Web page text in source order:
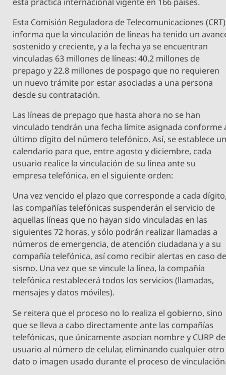
Esta Comisión Reguladora de Telecomunicaciones (CRT)
informa que la vinculación de líneas ha tenido un
sostenido y creciente, y a la fecha ya se encuentran
vinculadas 63 millones de líneas: 40.2 millones de
prepago y 22.8 millones de pospago que no requieren
un nuevo trámite por estar asociadas a una persona
desde su contratación.
Las líneas de prepago que hasta ahora no se han
vinculado tendrán una fecha límite asignada conforme
último dígito del número telefónico. Así, se establece
calendario para que, entre agosto y diciembre, cada
usuario realice la vinculación de su línea ante su
empresa telefónica, en el siguiente orden:
Una vez vencido el plazo que corresponde a cada
las compañías telefónicas suspenderán el servicio de
aquellas líneas que no hayan sido vinculadas en las
siguientes 72 horas, y sólo podrán realizar llamadas a
números de emergencia, de atención ciudadana y a su
compañía telefónica, así como recibir alertas en caso
sismo. Una vez que se vincule la línea, la compañía
telefónica restablecerá todos los servicios (llamadas,
mensajes y datos móviles).
Se reitera que el proceso no lo realiza el gobierno, sino
que se lleva a cabo directamente ante las compañías
telefónicas, que únicamente asocian nombre y CURP
usuario al número de celular, eliminando cualquier otro
dato o imagen usado durante el proceso de